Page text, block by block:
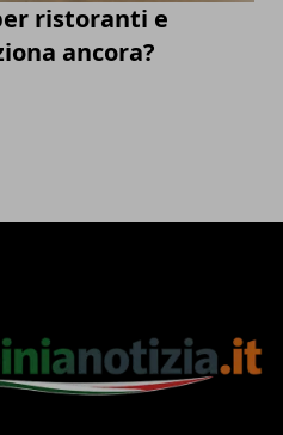
ristoranti e
ancora?